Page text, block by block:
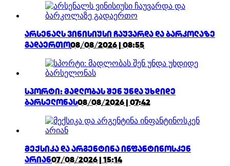
არსენალს ვინისიუსი ჩაუვარდა და ბარკოლაზე
გადაერთო08/08/2026 | 08:55
სპორტი: მადლობას შენ უნდა უხდიდე
ბარსელონას08/08/2026 | 07:42
მექსიკა და არგენტინა ინფანტინოსკენ
არიან07/08/2026 | 15:14